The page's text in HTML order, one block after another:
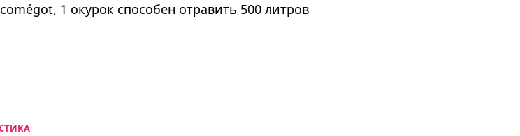
1 окурок способен отравить 500 литров